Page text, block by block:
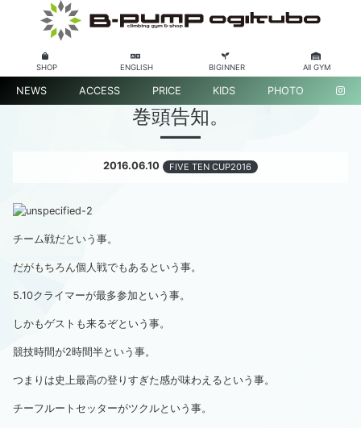
SHOP ENGLISH BIGINNER All GYM
NEWS ACCESS PRICE KIDS PHOTO
巻頭告知。
2016.06.10 FIVE TEN CUP2016
チーム戦だという事。
だがもちろん個人戦でもあるという事。
5.10クライマーが最多参加という事。
しかもゲストも来るぞという事。
競技時間が2時間半という事。
つまりは史上最高の登りすぎた感が味わえるという事。
チーフルートセッターがツクルという事。